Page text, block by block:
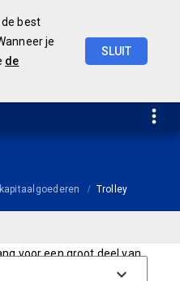
best
je
de
SLUIT
Trolley
voor een groot deel van